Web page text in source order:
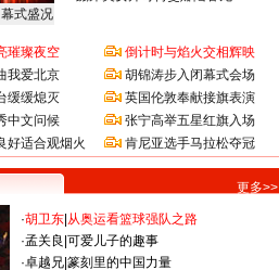
式盛况
璀璨夜空
我爱北京
缓缓熄灭
中文问候
好适合观烟火
倒计时与焰火交相辉映
胡锦涛步入闭幕式会场
英国伦敦奉献接旗表演
张宁高举五星红旗入场
肯尼亚选手马拉松夺冠
更多>>
·胡卫东 从奥运看篮球强队之路
·孟关良 可爱儿子的趣事
·卓越兄 篆刻里的中国力量